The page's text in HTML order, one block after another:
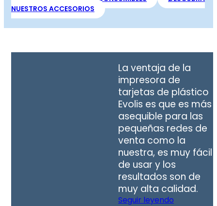
NUESTROS ACCESORIOS
La ventaja de la
impresora de
tarjetas de plástico
Evolis es que es más
asequible para las
pequeñas redes de
venta como la
nuestra, es muy fácil
de usar y los
resultados son de
muy alta calidad.
Seguir leyendo